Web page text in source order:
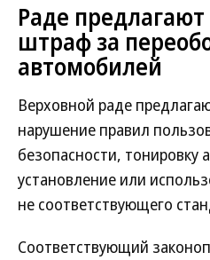
Раде
штраф за
автомобилей
Верховной раде
нарушение правил
безопасности, тонировку
установление или
не соответствующего
Соответствующий